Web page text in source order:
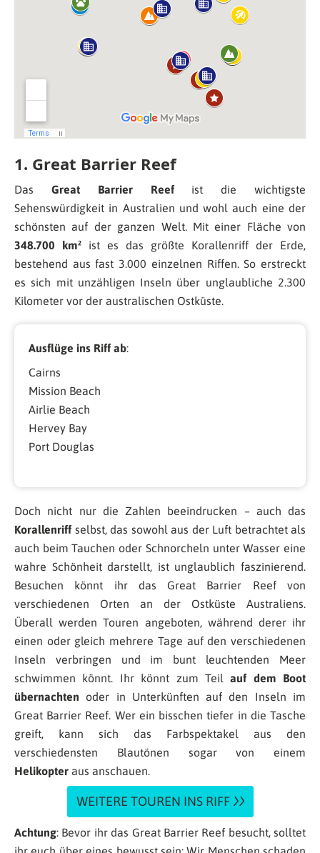
1. Great Barrier Reef
Das Great Barrier Reefist die wichtigste
Sehenswürdigkeit in Australien und wohl auch eine der
schönsten auf der ganzen Welt. Mit einer Fläche von
348.700 km² ist es das größte Korallenriff der Erde,
bestehend aus fast 3.000 einzelnen Riffen. So erstreckt
es sich mit unzähligen Inseln über unglaubliche 2.300
Kilometer vor der australischen Ostküste.
Ausflüge ins Riff ab:
Cairns
Mission Beach
Airlie Beach
Hervey Bay
Port Douglas
Doch nicht nur die Zahlen beeindrucken – auch das
Korallenriffselbst, das sowohl aus der Luft betrachtet als
auch beim Tauchen oder Schnorcheln unter Wasser eine
wahre Schönheit darstellt, ist unglaublich faszinierend.
Besuchen könnt ihr das Great Barrier Reef von
verschiedenen Orten an der Ostküste Australiens.
Überall werden Touren angeboten, während derer ihr
einen oder gleich mehrere Tage auf den verschiedenen
Inseln verbringen und im bunt leuchtenden Meer
schwimmen könnt. Ihr könnt zum Teilauf dem Boot
übernachten oder in Unterkünften auf den Inseln im
Great Barrier Reef. Wer ein bisschen tiefer in die Tasche
greift, kann sich das Farbspektakel aus den
verschiedensten Blautönen sogar von einem
Helikopter aus anschauen.
WEITERE TOUREN INS RIFF
Achtung: Bevor ihr das Great Barrier Reef besucht, solltet